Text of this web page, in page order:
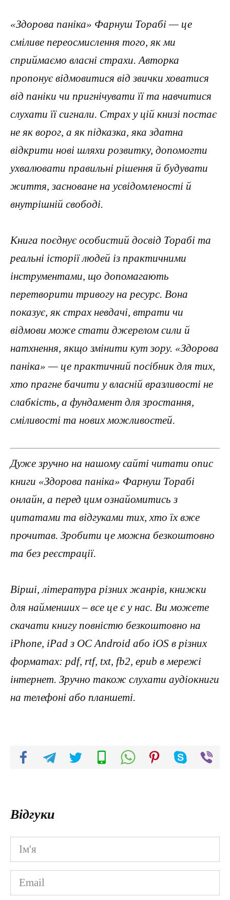
«Здорова паніка» Фарнуш Торабі — це
сміливе переосмислення того, як ми
сприймаємо власні страхи. Авторка
пропонує відмовитися від звички ховатися
від паніки чи пригнічувати її та навчитися
слухати її сигнали. Страх у цій книзі постає
не як ворог, а як підказка, яка здатна
відкрити нові шляхи розвитку, допомогти
ухвалювати правильні рішення й будувати
життя, засноване на усвідомленості й
внутрішній свободі.
Книга поєднує особистий досвід Торабі та
реальні історії людей із практичними
інструментами, що допомагають
перетворити тривогу на ресурс. Вона
показує, як страх невдачі, втрати чи
відмови може стати джерелом сили й
натхнення, якщо змінити кут зору. «Здорова
паніка» — це практичний посібник для тих,
хто прагне бачити у власній вразливості не
слабкість, а фундамент для зростання,
сміливості та нових можливостей.
Дуже зручно на нашому сайті читати опис
книги «Здорова паніка» Фарнуш Торабі
онлайн, а перед цим ознайомитись з
цитатами та відгуками тих, хто їх вже
прочитав. Зробити це можна безкоштовно
та без реєстрації.
Вірші, література різних жанрів, книжки
для найменших – все це є у нас. Ви можете
скачати книгу повністю безкоштовно на
iPhone, iPad з ОС Android або iOS в різних
форматах: pdf, rtf, txt, fb2, epub в мережі
інтернет. Зручно також слухати аудіокниги
на телефоні або планшеті.
Відгуки
Ім'я
*
Email
*